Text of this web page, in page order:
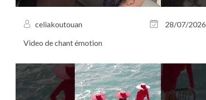
celiakoutouan
28/07/2026
Video de chant émotion